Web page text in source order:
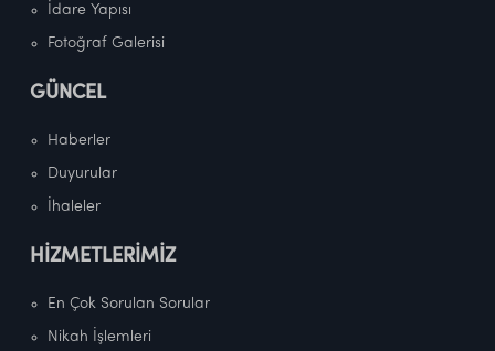
İdare Yapısı
Fotoğraf Galerisi
GÜNCEL
Haberler
Duyurular
İhaleler
HİZMETLERİMİZ
En Çok Sorulan Sorular
Nikah İşlemleri